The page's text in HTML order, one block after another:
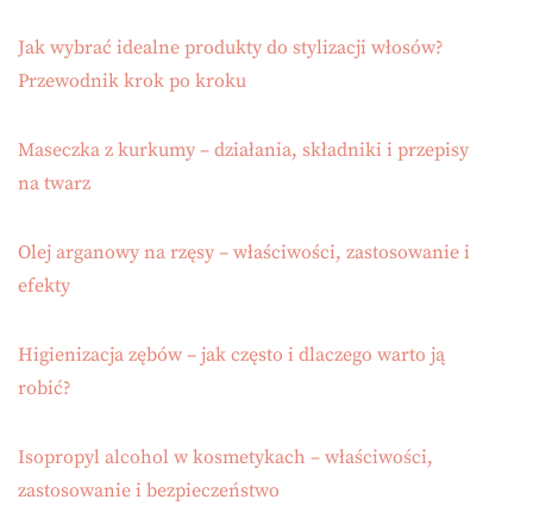
Jak wybrać idealne produkty do stylizacji włosów?
Przewodnik krok po kroku
Maseczka z kurkumy – działania, składniki i przepisy
na twarz
Olej arganowy na rzęsy – właściwości, zastosowanie i
efekty
Higienizacja zębów – jak często i dlaczego warto ją
robić?
Isopropyl alcohol w kosmetykach – właściwości,
zastosowanie i bezpieczeństwo